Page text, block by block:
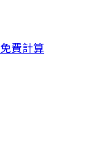
免費計算